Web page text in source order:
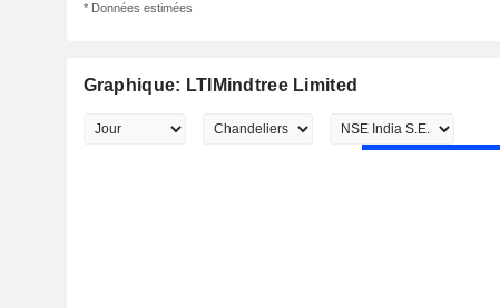
* Données estimées
Graphique: LTIMindtree Limited